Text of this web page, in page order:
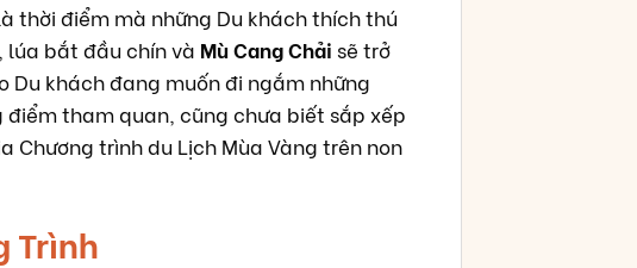
thời điểm mà những Du khách thích thú
lúa bắt đầu chín và Mù Cang Chảisẽ trở
Du khách đang muốn đi ngắm những
tham quan, cũng chưa biết sắp xếp
trình du Lịch Mùa Vàng trên non
Trình